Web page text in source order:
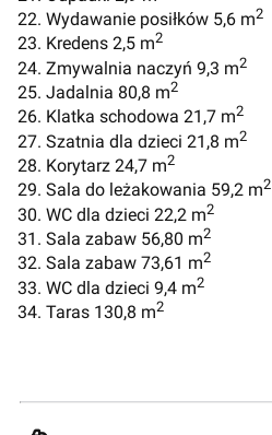
22. Wydawanie posiłków 5,6 m2
23. Kredens 2,5 m2
24. Zmywalnia naczyń 9,3 m2
25. Jadalnia 80,8 m2
26. Klatka schodowa 21,7 m2
27. Szatnia dla dzieci 21,8 m2
28. Korytarz 24,7 m2
29. Sala do leżakowania 59,2 m2
30. WC dla dzieci 22,2 m2
31. Sala zabaw 56,80 m2
32. Sala zabaw 73,61 m2
33. WC dla dzieci 9,4 m2
34. Taras 130,8 m2